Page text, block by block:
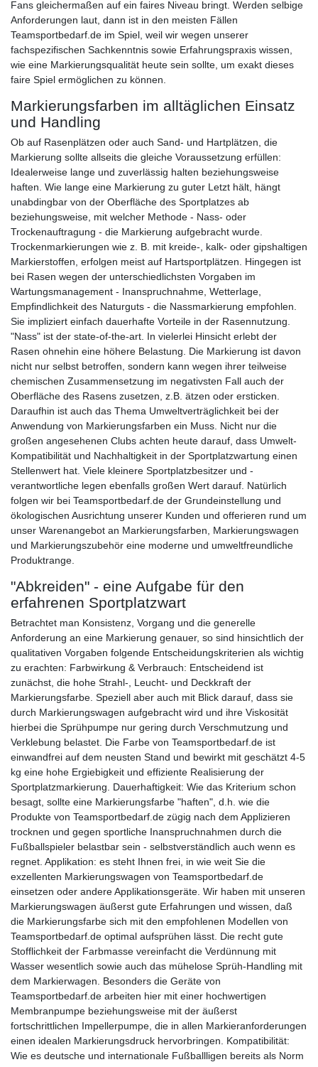
Fans gleichermaßen auf ein faires Niveau bringt. Werden selbige
Anforderungen laut, dann ist in den meisten Fällen
Teamsportbedarf.de im Spiel, weil wir wegen unserer
fachspezifischen Sachkenntnis sowie Erfahrungspraxis wissen,
wie eine Markierungsqualität heute sein sollte, um exakt dieses
faire Spiel ermöglichen zu können.
Markierungsfarben im alltäglichen Einsatz
und Handling
Ob auf Rasenplätzen oder auch Sand- und Hartplätzen, die
Markierung sollte allseits die gleiche Voraussetzung erfüllen:
Idealerweise lange und zuverlässig halten beziehungsweise
haften. Wie lange eine Markierung zu guter Letzt hält, hängt
unabdingbar von der Oberfläche des Sportplatzes ab
beziehungsweise, mit welcher Methode - Nass- oder
Trockenauftragung - die Markierung aufgebracht wurde.
Trockenmarkierungen wie z. B. mit kreide-, kalk- oder gipshaltigen
Markierstoffen, erfolgen meist auf Hartsportplätzen. Hingegen ist
bei Rasen wegen der unterschiedlichsten Vorgaben im
Wartungsmanagement - Inanspruchnahme, Wetterlage,
Empfindlichkeit des Naturguts - die Nassmarkierung empfohlen.
Sie impliziert einfach dauerhafte Vorteile in der Rasennutzung.
"Nass" ist der state-of-the-art. In vielerlei Hinsicht erlebt der
Rasen ohnehin eine höhere Belastung. Die Markierung ist davon
nicht nur selbst betroffen, sondern kann wegen ihrer teilweise
chemischen Zusammensetzung im negativsten Fall auch der
Oberfläche des Rasens zusetzen, z.B. ätzen oder ersticken.
Daraufhin ist auch das Thema Umweltverträglichkeit bei der
Anwendung von Markierungsfarben ein Muss. Nicht nur die
großen angesehenen Clubs achten heute darauf, dass Umwelt-
Kompatibilität und Nachhaltigkeit in der Sportplatzwartung einen
Stellenwert hat. Viele kleinere Sportplatzbesitzer und -
verantwortliche legen ebenfalls großen Wert darauf. Natürlich
folgen wir bei Teamsportbedarf.de der Grundeinstellung und
ökologischen Ausrichtung unserer Kunden und offerieren rund um
unser Warenangebot an Markierungsfarben, Markierungswagen
und Markierungszubehör eine moderne und umweltfreundliche
Produktrange.
"Abkreiden" - eine Aufgabe für den
erfahrenen Sportplatzwart
Betrachtet man Konsistenz, Vorgang und die generelle
Anforderung an eine Markierung genauer, so sind hinsichtlich der
qualitativen Vorgaben folgende Entscheidungskriterien als wichtig
zu erachten: Farbwirkung & Verbrauch: Entscheidend ist
zunächst, die hohe Strahl-, Leucht- und Deckkraft der
Markierungsfarbe. Speziell aber auch mit Blick darauf, dass sie
durch Markierungswagen aufgebracht wird und ihre Viskosität
hierbei die Sprühpumpe nur gering durch Verschmutzung und
Verklebung belastet. Die Farbe von Teamsportbedarf.de ist
einwandfrei auf dem neusten Stand und bewirkt mit geschätzt 4-5
kg eine hohe Ergiebigkeit und effiziente Realisierung der
Sportplatzmarkierung. Dauerhaftigkeit: Wie das Kriterium schon
besagt, sollte eine Markierungsfarbe "haften", d.h. wie die
Produkte von Teamsportbedarf.de zügig nach dem Applizieren
trocknen und gegen sportliche Inanspruchnahmen durch die
Fußballspieler belastbar sein - selbstverständlich auch wenn es
regnet. Applikation: es steht Ihnen frei, in wie weit Sie die
exzellenten Markierungswagen von Teamsportbedarf.de
einsetzen oder andere Applikationsgeräte. Wir haben mit unseren
Markierungswagen äußerst gute Erfahrungen und wissen, daß
die Markierungsfarbe sich mit den empfohlenen Modellen von
Teamsportbedarf.de optimal aufsprühen lässt. Die recht gute
Stofflichkeit der Farbmasse vereinfacht die Verdünnung mit
Wasser wesentlich sowie auch das mühelose Sprüh-Handling mit
dem Markierwagen. Besonders die Geräte von
Teamsportbedarf.de arbeiten hier mit einer hochwertigen
Membranpumpe beziehungsweise mit der äußerst
fortschrittlichen Impellerpumpe, die in allen Markieranforderungen
einen idealen Markierungsdruck hervorbringen. Kompatibilität:
Wie es deutsche und internationale Fußballligen bereits als Norm